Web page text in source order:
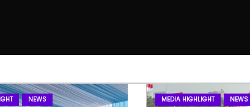
NEWS MEDIA HIGHLIGHT NEWS